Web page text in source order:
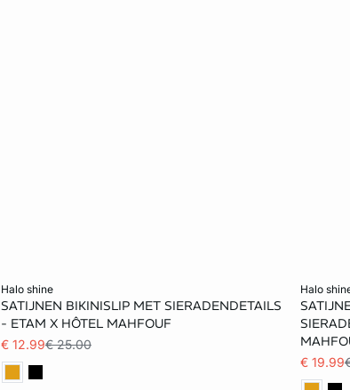
halo shine
SATIJNEN BIKINISLIP MET SIERADENDETAILS
- ETAM X HÔTEL MAHFOUF
€ 12.99€ 25.00
32 34 36
halo
€ 19.99
34
42